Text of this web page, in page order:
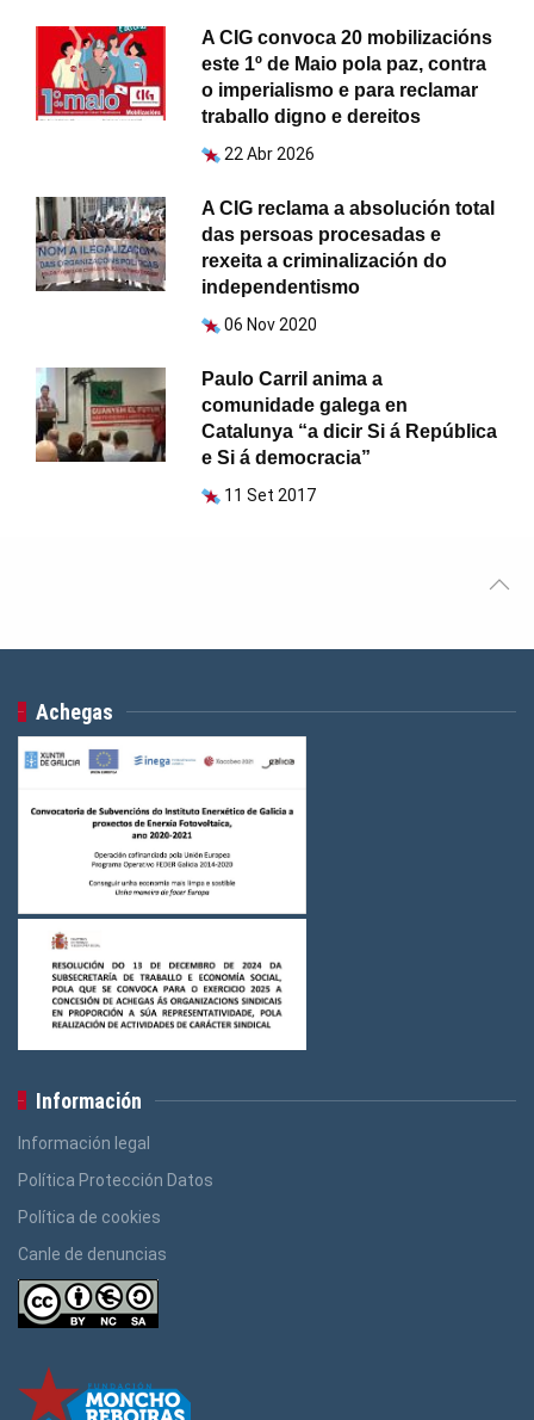
A CIG convoca 20 mobilizacións
este 1º de Maio pola paz, contra
o imperialismo e para reclamar
traballo digno e dereitos
22 Abr 2026
A CIG reclama a absolución total
das persoas procesadas e
rexeita a criminalización do
independentismo
06 Nov 2020
Paulo Carril anima a
comunidade galega en
Catalunya “a dicir Si á República
e Si á democracia”
11 Set 2017
Achegas
Información
Información legal
Política Protección Datos
Política de cookies
Canle de denuncias